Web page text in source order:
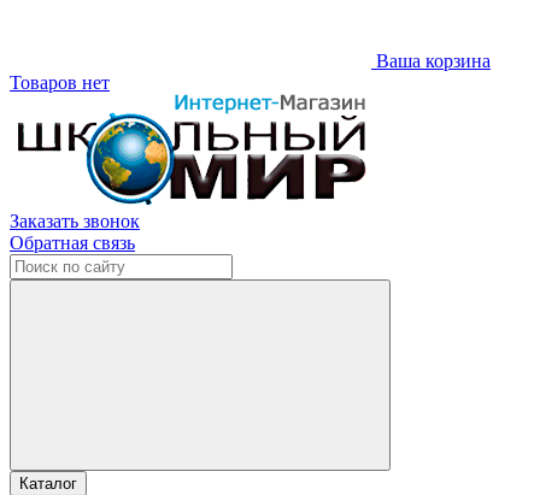
Ваша корзина
Товаров нет
Заказать звонок
Обратная связь
Каталог